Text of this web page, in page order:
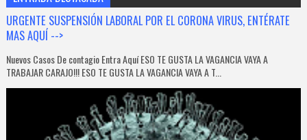
URGENTE SUSPENSIÓN LABORAL POR EL CORONA VIRUS, ENTÉRATE
MAS AQUÍ -->
Nuevos Casos De contagio Entra Aquí ESO TE GUSTA LA VAGANCIA VAYA A
TRABAJAR CARAJO!!! ESO TE GUSTA LA VAGANCIA VAYA A T...